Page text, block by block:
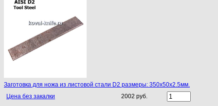
Заготовка для ножа из листовой стали D2 размеры: 350х50х2.5мм.
Цена без закалки
2002 руб.